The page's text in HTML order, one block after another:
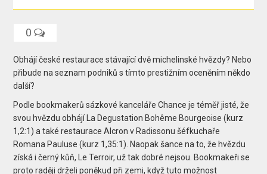
0
Obhájí české restaurace stávající dvě michelinské hvězdy? Nebo
přibude na seznam podniků s tímto prestižním oceněním někdo
další?
Podle bookmakerů sázkové kanceláře Chance je téměř jisté, že
svou hvězdu obhájí La Degustation Bohême Bourgeoise (kurz
1,2:1) a také restaurace Alcron v Radissonu šéfkuchaře
Romana Pauluse (kurz 1,35:1). Naopak šance na to, že hvězdu
získá i černý kůň, Le Terroir, už tak dobré nejsou. Bookmakeři se
proto raději drželi poněkud při zemi, když tuto možnost